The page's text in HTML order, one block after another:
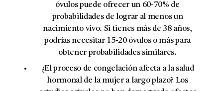
óvulos puede ofrecer un 60-70% de
probabilidades de lograr al menos un
nacimiento vivo. Si tienes más de 38 años,
podrías necesitar 15-20 óvulos o más para
obtener probabilidades similares.
¿El proceso de congelación afecta a la salud
hormonal de la mujer a largo plazo? Los